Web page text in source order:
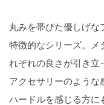
丸みを帯びた優しげな
特徴的なシリーズ。メ
れぞれの良さが引き立
アクセサリーのような
ハードルを感じる方に